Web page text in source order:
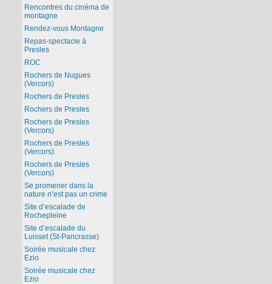
Rencontres du cinéma de
montagne
Rendez-vous Montagne
Repas-spectacle à
Presles
ROC
Rochers de Nugues
(Vercors)
Rochers de Presles
Rochers de Presles
Rochers de Presles
(Vercors)
Rochers de Presles
(Vercors)
Rochers de Presles
(Vercors)
Se promener dans la
nature n’est pas un crime
Site d’escalade de
Rochepleine
Site d’escalade du
Luisset (St-Pancrasse)
Soirée musicale chez
Ezio
Soirée musicale chez
Ezio